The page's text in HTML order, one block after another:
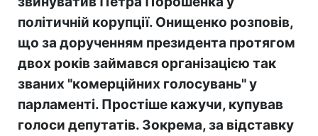
політичній корупції. Онищенко розповів,
що за дорученням президента протягом
двох років займався організацією так
званих "комерційних голосувань" у
парламенті. Простіше кажучи, купував
голоси депутатів. Зокрема, за відставку